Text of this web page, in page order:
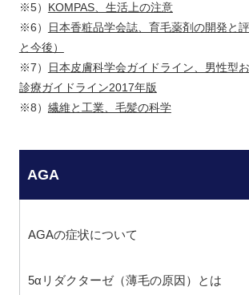
※5） KOMPAS、生活上の注意
※6）
日本香粧品学会誌、育毛薬剤の開発と
と今後）
※7）
日本皮膚科学会ガイドライン、男性型
診療ガイドライン2017年版
※8） 繊維と工業、毛髪の科学
AGA
AGAの症状について
5αリダクターゼ（薄毛の原因）とは